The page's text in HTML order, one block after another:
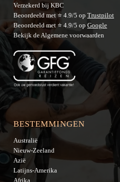
Verzekerd bij KBC
Beoordeeld met ⭐ 4.9/5 op Trustpilot
Beoordeeld met ⭐ 4.9/5 op Google
Bekijk deAlgemene voorwaarden
BESTEMMINGEN
Australië
Nieuw-Zeeland
Azië
Latijns-Amerika
Afrika